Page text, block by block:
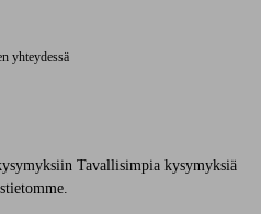
yhteydessä
Tavallisimpia kysymyksiä